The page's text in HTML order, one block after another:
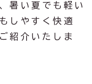
暑い夏でも軽い
しやすく快適
紹介いたしま